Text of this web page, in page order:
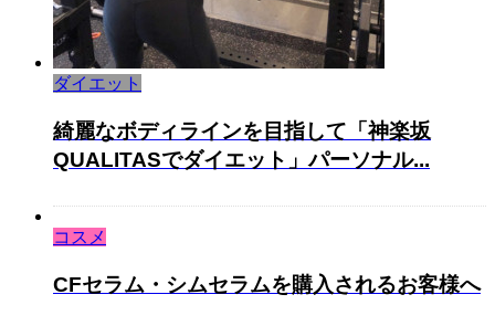
ダイエット
綺麗なボディラインを目指して「神楽坂
QUALITASでダイエット」パーソナル...
コスメ
CFセラム・シムセラムを購入されるお客様へ